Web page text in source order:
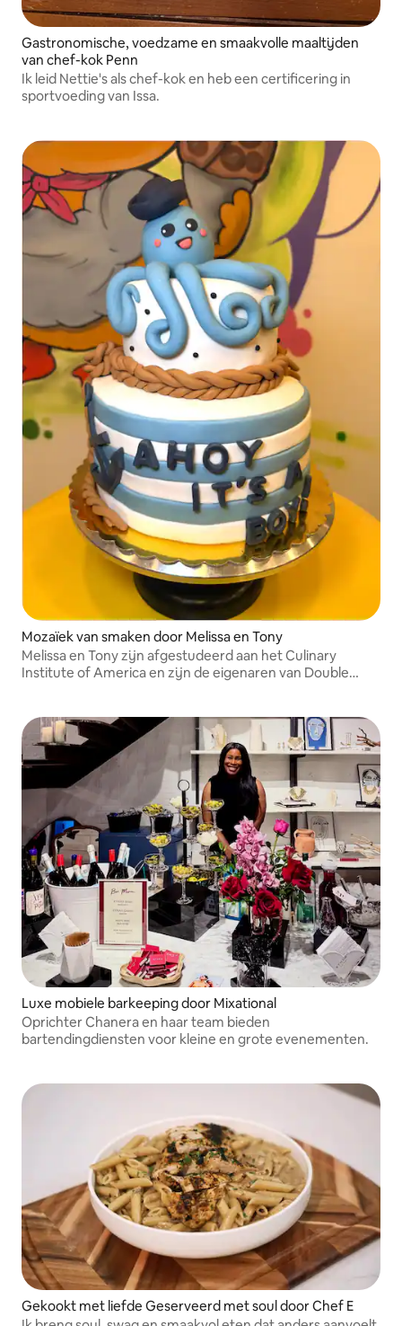
Gastronomische, voedzame en smaakvolle maaltijden
van chef-kok Penn
Ik leid Nettie's als chef-kok en heb een certificering in
sportvoeding van Issa.
Mozaïek van smaken door Melissa en Tony
Melissa en Tony zijn afgestudeerd aan het Culinary
Institute of America en zijn de eigenaren van Double
Luxe mobiele barkeeping door Mixational
Oprichter Chanera en haar team bieden
bartendingdiensten voor kleine en grote evenementen.
Gekookt met liefde Geserveerd met soul door Chef E